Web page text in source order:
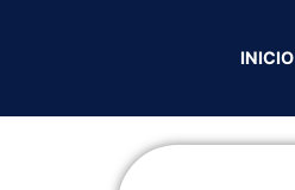
INICIO
La Esperanza – Jhon Alvarez